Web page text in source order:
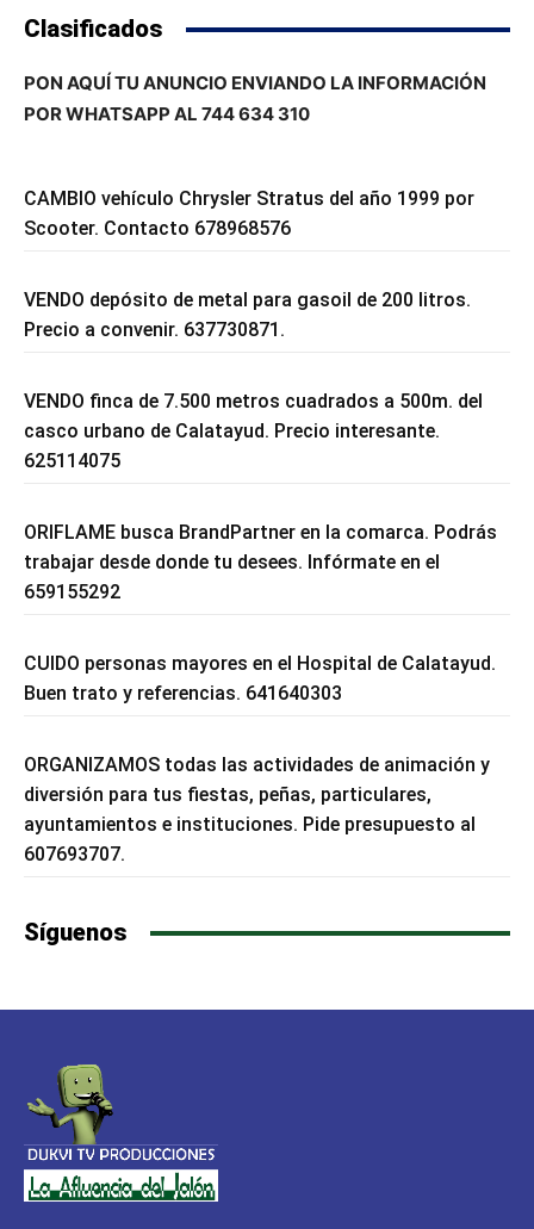
Clasificados
PON AQUÍ TU ANUNCIO ENVIANDO LA INFORMACIÓN
POR WHATSAPP AL 744 634 310
CAMBIO vehículo Chrysler Stratus del año 1999 por
Scooter. Contacto 678968576
VENDO depósito de metal para gasoil de 200 litros.
Precio a convenir. 637730871.
VENDO finca de 7.500 metros cuadrados a 500m. del
casco urbano de Calatayud. Precio interesante.
625114075
ORIFLAME busca BrandPartner en la comarca. Podrás
trabajar desde donde tu desees. Infórmate en el
659155292
CUIDO personas mayores en el Hospital de Calatayud.
Buen trato y referencias. 641640303
ORGANIZAMOS todas las actividades de animación y
diversión para tus fiestas, peñas, particulares,
ayuntamientos e instituciones. Pide presupuesto al
607693707.
Síguenos